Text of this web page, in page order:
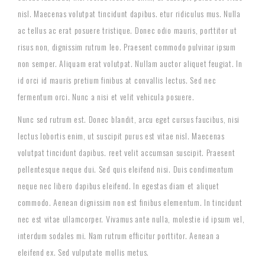
nisl. Maecenas volutpat tincidunt dapibus. etur ridiculus mus. Nulla
ac tellus ac erat posuere tristique. Donec odio mauris, porttitor ut
risus non, dignissim rutrum leo. Praesent commodo pulvinar ipsum
non semper. Aliquam erat volutpat. Nullam auctor aliquet feugiat. In
id orci id mauris pretium finibus at convallis lectus. Sed nec
fermentum orci. Nunc a nisi et velit vehicula posuere.
Nunc sed rutrum est. Donec blandit, arcu eget cursus faucibus, nisi
lectus lobortis enim, ut suscipit purus est vitae nisl. Maecenas
volutpat tincidunt dapibus. reet velit accumsan suscipit. Praesent
pellentesque neque dui. Sed quis eleifend nisi. Duis condimentum
neque nec libero dapibus eleifend. In egestas diam et aliquet
commodo. Aenean dignissim non est finibus elementum. In tincidunt
nec est vitae ullamcorper. Vivamus ante nulla, molestie id ipsum vel,
interdum sodales mi. Nam rutrum efficitur porttitor. Aenean a
eleifend ex. Sed vulputate mollis metus.